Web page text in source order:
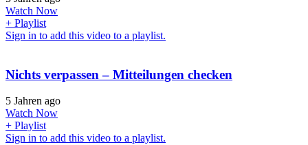
Watch Now
+ Playlist
Sign in to add this video to a playlist.
Nichts verpassen – Mitteilungen checken
5 Jahren ago
Watch Now
+ Playlist
Sign in to add this video to a playlist.